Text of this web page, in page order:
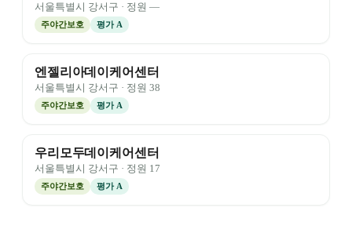
서울특별시 강서구 · 정원 —
주야간보호 평가 A
엔젤리아데이케어센터
서울특별시 강서구 · 정원 38
주야간보호 평가 A
우리모두데이케어센터
서울특별시 강서구 · 정원 17
주야간보호 평가 A